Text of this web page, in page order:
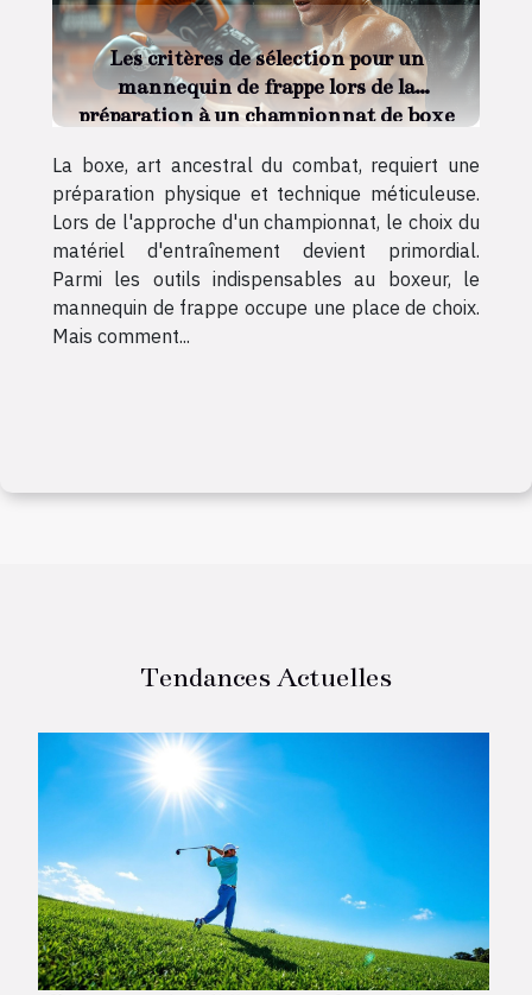
Les critères de sélection pour un
mannequin de frappe lors de la
préparation à un championnat de boxe
La boxe, art ancestral du combat, requiert une
préparation physique et technique méticuleuse.
Lors de l'approche d'un championnat, le choix du
matériel d'entraînement devient primordial.
Parmi les outils indispensables au boxeur, le
mannequin de frappe occupe une place de choix.
Mais comment...
Tendances Actuelles